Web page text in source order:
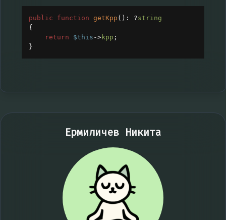
public function getKpp (): ?string
{
return
$this ->kpp ;
}
Ермиличев Никита